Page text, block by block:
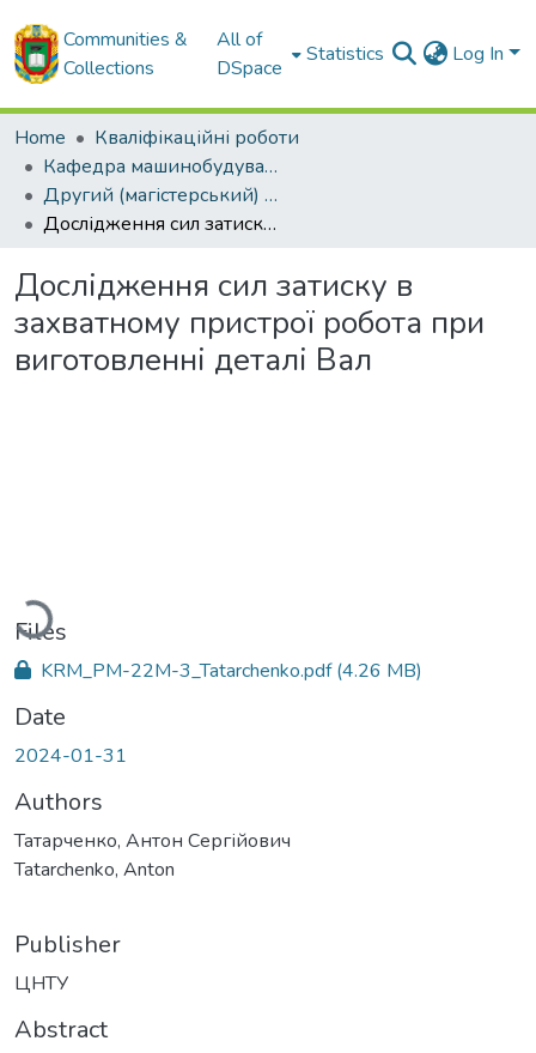
Communities &
Collections
All of
DSpace
Statistics Log In
Home
Кваліфікаційні роботи
Кафедра машинобудування, мехатроніки і робототехніки
Другий (магістерський) рівень
Дослідження сил затиску в захватному пристрої робота при виготовленні деталі Вал
Дослідження сил затиску в
захватному пристрої робота при
виготовленні деталі Вал
Loading...
Files
KRM_PM-22M-3_Tatarchenko.pdf(4.26 MB)
Date
2024-01-31
Authors
Татарченко, Антон Сергійович
Tatarchenko, Anton
Publisher
ЦНТУ
Abstract